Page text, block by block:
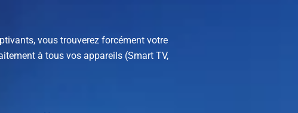
vous trouverez forcément votre
à tous vos appareils (Smart TV,